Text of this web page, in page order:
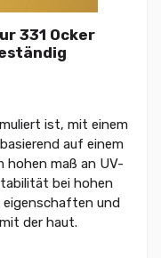
331 Ocker
ist, mit einem
auf einem
hohen maß an UV-
bei hohen
eigenschaften und
der haut.